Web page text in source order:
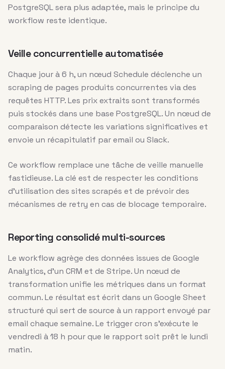
PostgreSQL sera plus adaptée, mais le principe du
workflow reste identique.
Veille concurrentielle automatisée
Chaque jour à 6 h, un nœud Schedule déclenche un
scraping de pages produits concurrentes via des
requêtes HTTP. Les prix extraits sont transformés
puis stockés dans une base PostgreSQL. Un nœud de
comparaison détecte les variations significatives et
envoie un récapitulatif par email ou Slack.
Ce workflow remplace une tâche de veille manuelle
fastidieuse. La clé est de respecter les conditions
d’utilisation des sites scrapés et de prévoir des
mécanismes de retry en cas de blocage temporaire.
Reporting consolidé multi-sources
Le workflow agrège des données issues de Google
Analytics, d’un CRM et de Stripe. Un nœud de
transformation unifie les métriques dans un format
commun. Le résultat est écrit dans un Google Sheet
structuré qui sert de source à un rapport envoyé par
email chaque semaine. Le trigger cron s’exécute le
vendredi à 18 h pour que le rapport soit prêt le lundi
matin.